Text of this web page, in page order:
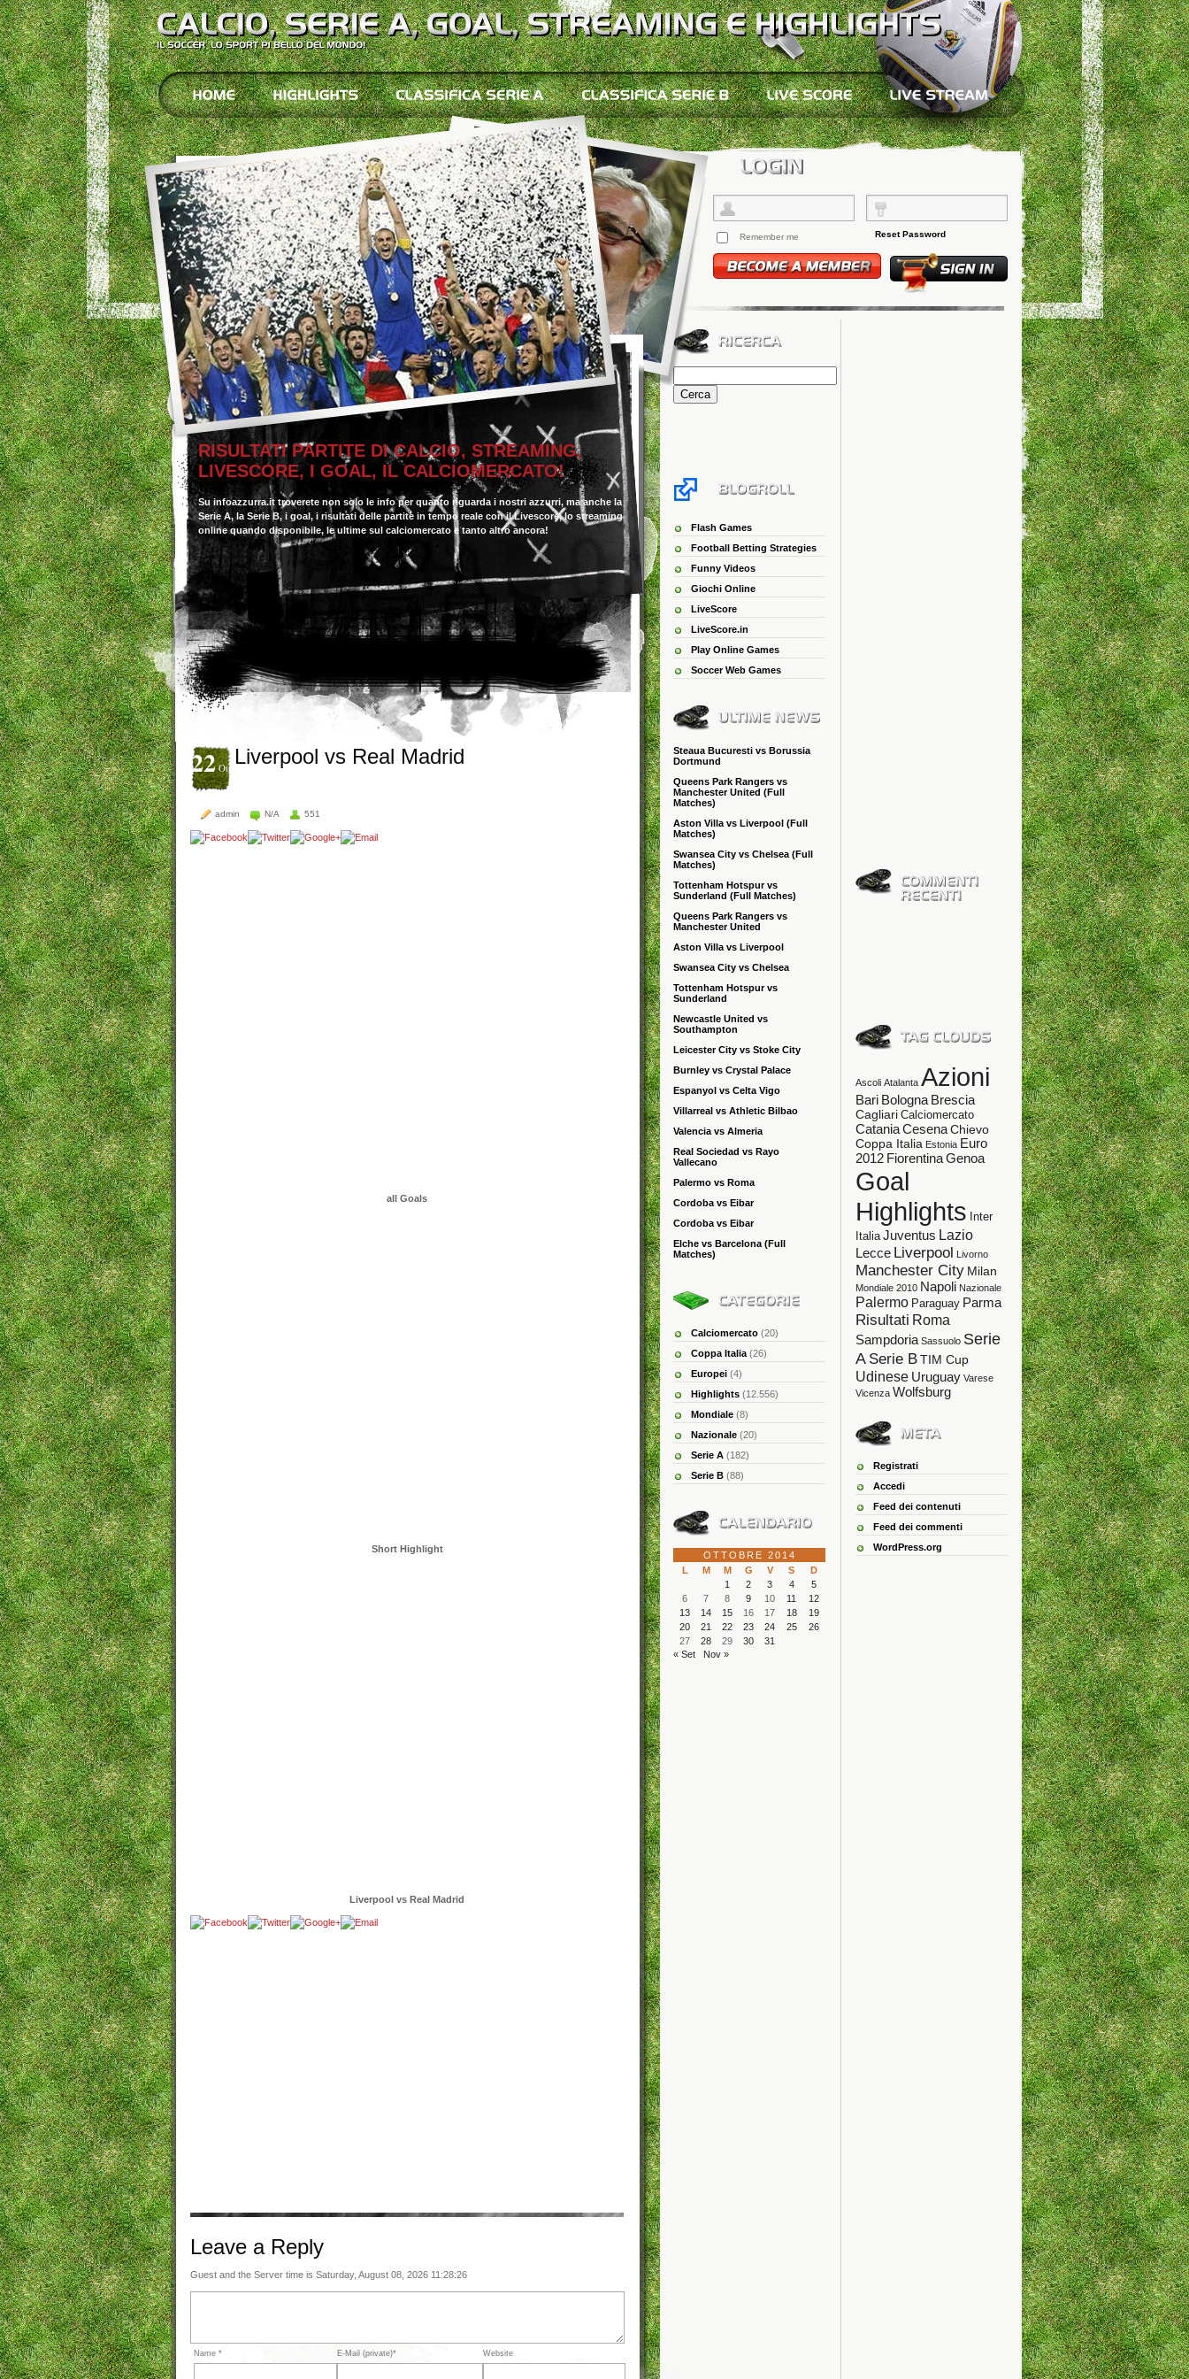
RISULTATI PARTITE DI CALCIO, STREAMING,
LIVESCORE, I GOAL, IL CALCIOMERCATO!
Su infoazzurra.it troverete non solo le info per quanto riguarda i nostri azzurri, ma anche la
Serie A, la Serie B, i goal, i risultati delle partite in tempo reale con il Livescore, lo streaming
online quando disponibile, le ultime sul calciomercato e tanto altro ancora!
22Ott Liverpool vs Real Madrid
admin N/A 551
all Goals
Short Highlight
Liverpool vs Real Madrid
Leave a Reply
Guest and the Server time is Saturday, August 08, 2026 11:28:26
Name * E-Mail (private)* Website
Remember me Reset Password
Ricerca
per:
Flash Games
Football Betting Strategies
Funny Videos
Giochi Online
LiveScore
LiveScore.in
Play Online Games
Soccer Web Games
Steaua Bucuresti vs Borussia
Dortmund
Queens Park Rangers vs
Manchester United (Full
Matches)
Aston Villa vs Liverpool (Full
Matches)
Swansea City vs Chelsea (Full
Matches)
Tottenham Hotspur vs
Sunderland (Full Matches)
Queens Park Rangers vs
Manchester United
Aston Villa vs Liverpool
Swansea City vs Chelsea
Tottenham Hotspur vs
Sunderland
Newcastle United vs
Southampton
Leicester City vs Stoke City
Burnley vs Crystal Palace
Espanyol vs Celta Vigo
Villarreal vs Athletic Bilbao
Valencia vs Almeria
Real Sociedad vs Rayo
Vallecano
Palermo vs Roma
Cordoba vs Eibar
Cordoba vs Eibar
Elche vs Barcelona (Full
Matches)
Calciomercato (20)
Coppa Italia (26)
Europei (4)
Highlights (12.556)
Mondiale (8)
Nazionale (20)
Serie A (182)
Serie B (88)
OTTOBRE 2014
L
M M G V S
D
1
2 3 4
5
6
7 8 9 10 11
12
13
14 15 16 17 18
19
20
21 22 23 24 25
26
27
28 29 30
31
« Set
Nov »
Ascoli Atalanta Azioni
Bari Bologna Brescia
Cagliari Calciomercato
CataniaCesenaChievo
Coppa Italia Estonia Euro
2012 FiorentinaGenoa
Goal
Highlights Inter
Italia Juventus Lazio
Lecce Liverpool Livorno
Manchester City Milan
Mondiale 2010 Napoli Nazionale
Palermo Paraguay Parma
Risultati Roma
Sampdoria Sassuolo Serie
A Serie BTIM Cup
Udinese Uruguay Varese
Vicenza Wolfsburg
Registrati
Accedi
Feed dei contenuti
Feed dei commenti
WordPress.org